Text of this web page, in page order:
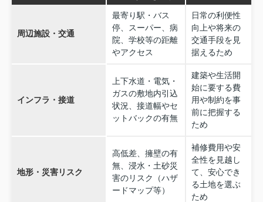
周辺施設・交通
最寄り駅・バス
停、スーパー、病
院、学校等の距離
やアクセス
日常の利便性
向上や将来の
交通手段を見
据えるため
インフラ・接道
上下水道・電気・
ガスの敷地内引込
状況、接道幅やセ
ットバックの有無
建築や生活開
始に要する費
用や制約を事
前に把握する
ため
地形・災害リスク
高低差、擁壁の有
無、浸水・土砂災
害のリスク（ハザ
ードマップ等）
補修費用や安
全性を見越し
て、安心でき
る土地を選ぶ
ため